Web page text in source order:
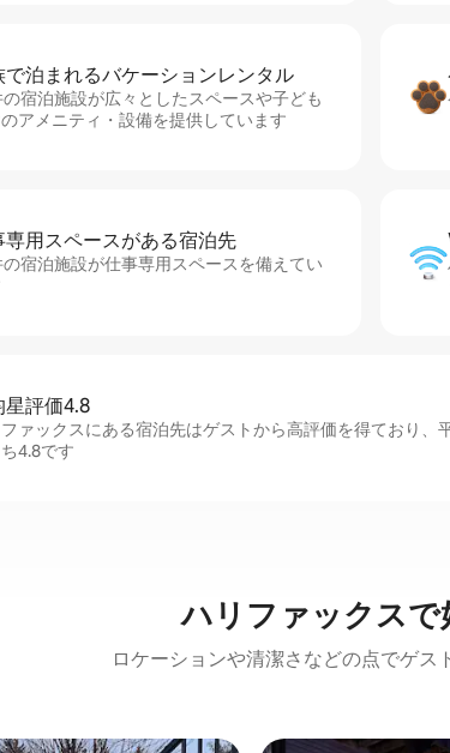
で泊まれるバ⁠ケ⁠ー⁠シ⁠ョ⁠ンレ⁠ン⁠タ⁠ル
宿泊施設が広々としたスペースや子ども
アメニティ・設備を提供しています
専用ス⁠ペ⁠ー⁠スがあ⁠る宿⁠泊⁠先
宿泊施設が仕事専用スペースを備えてい
星評価4.8
ァックスにある宿泊先はゲストから高評価を得ており、
4.8です
ハリファックスで
ロケーションや清潔さなどの点でゲ